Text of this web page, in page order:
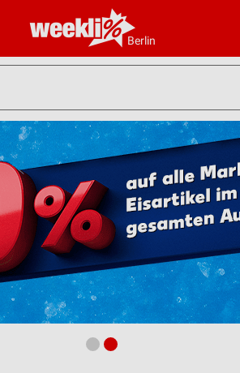
Berlin